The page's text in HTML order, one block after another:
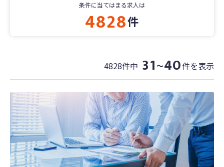
条件に当てはまる求人は
4828件
4828件中 31 〜40件を表示